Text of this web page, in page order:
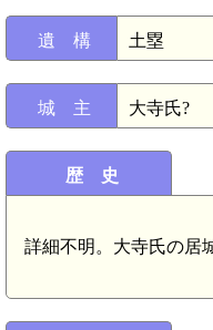
遺 構 土塁
城 主 大寺氏?
歴 史
詳細不明。大寺氏の居